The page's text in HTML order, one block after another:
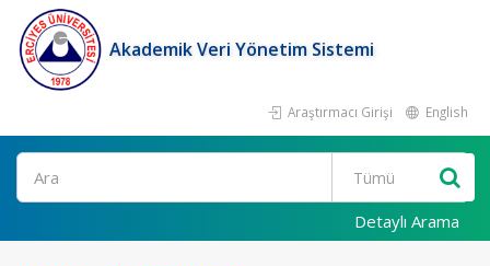
Akademik Veri Yönetim Sistemi
Araştırmacı Girişi English
Ara
Detaylı Arama